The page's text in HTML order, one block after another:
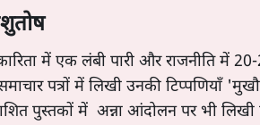
में एक लंबी पारी और राजनीति में
पत्रों में लिखी उनकी टिप्पणियाँ
पुस्तकों में अन्ना आंदोलन पर भी